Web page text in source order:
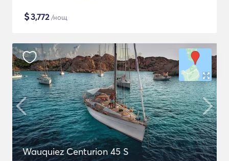
$3,772/нощ
Wauquiez Centurion 45 S